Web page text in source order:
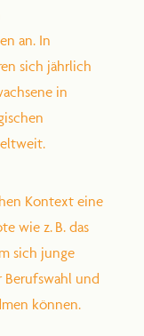
an. In
sich jährlich
in
Kontext eine
wie z. B. das
sich junge
Berufswahl und
können.